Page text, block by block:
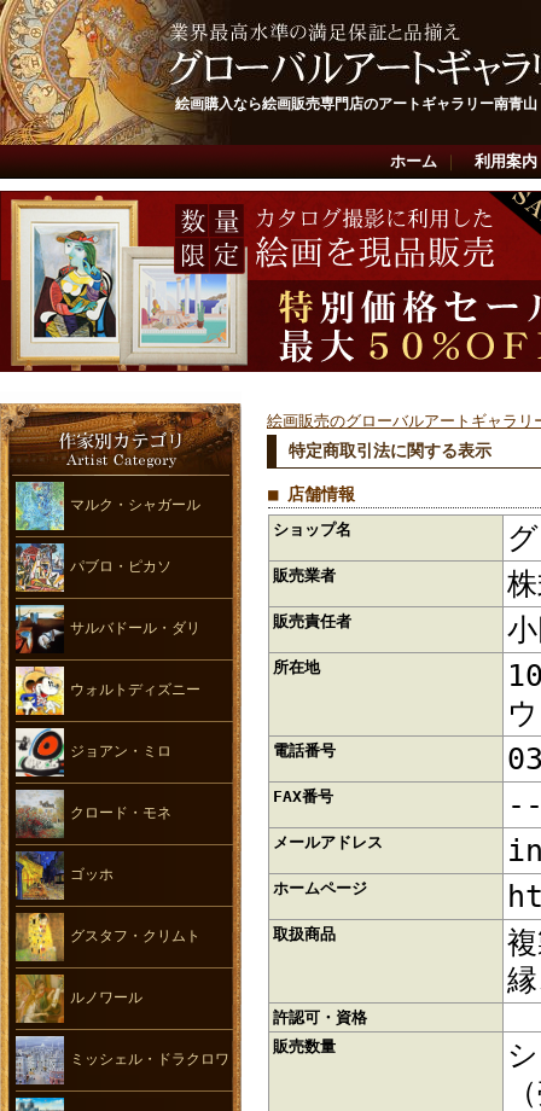
絵画購入なら絵画販売専門店のアートギャラリー南青山
ホーム 利用案内
マルク・シャガール
パブロ・ピカソ
サルバドール・ダリ
ウォルトディズニー
ジョアン・ミロ
クロード・モネ
ゴッホ
グスタフ・クリムト
ルノワール
ミッシェル・ドラクロワ
絵画販売のグローバルアートギャラリ
特定商取引法に関する表示
■ 店舗情報
ショップ名
販売業者
販売責任者
所在地
電話番号
FAX番号
メールアドレス
ホームページ
取扱商品
許認可・資格
販売数量